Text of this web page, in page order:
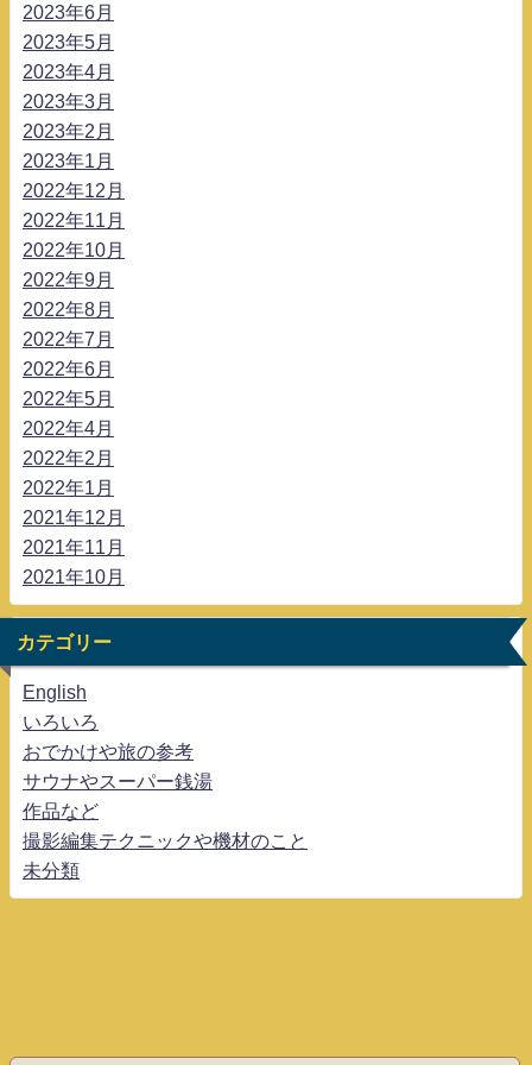
2023年6月
2023年5月
2023年4月
2023年3月
2023年2月
2023年1月
2022年12月
2022年11月
2022年10月
2022年9月
2022年8月
2022年7月
2022年6月
2022年5月
2022年4月
2022年2月
2022年1月
2021年12月
2021年11月
2021年10月
カテゴリー
English
いろいろ
おでかけや旅の参考
サウナやスーパー銭湯
作品など
撮影編集テクニックや機材のこと
未分類